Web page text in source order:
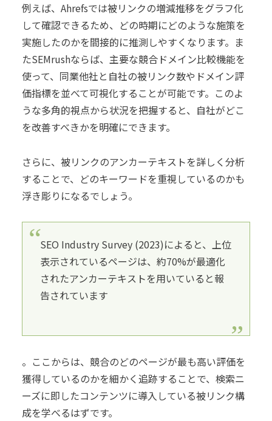
例えば、Ahrefsでは被リンクの増減推移をグラフ化
して確認できるため、どの時期にどのような施策を
実施したのかを間接的に推測しやすくなります。ま
たSEMrushならば、主要な競合ドメイン比較機能を
使って、同業他社と自社の被リンク数やドメイン評
価指標を並べて可視化することが可能です。このよ
うな多角的視点から状況を把握すると、自社がどこ
を改善すべきかを明確にできます。
さらに、被リンクのアンカーテキストを詳しく分析
することで、どのキーワードを重視しているのかも
浮き彫りになるでしょう。
SEO Industry Survey (2023)によると、上位
表示されているページは、約70%が最適化
されたアンカーテキストを用いていると報
告されています
。ここからは、競合のどのページが最も高い評価を
獲得しているのかを細かく追跡することで、検索ニ
ーズに即したコンテンツに導入している被リンク構
成を学べるはずです。